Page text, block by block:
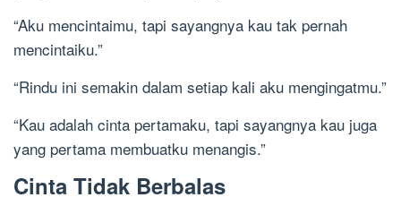
“Aku mencintaimu, tapi sayangnya kau tak pernah
mencintaiku.”
“Rindu ini semakin dalam setiap kali aku mengingatmu.”
“Kau adalah cinta pertamaku, tapi sayangnya kau juga
yang pertama membuatku menangis.”
Cinta Tidak Berbalas